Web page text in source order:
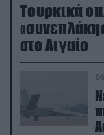
Τουρκικά
στο Αιγαίο